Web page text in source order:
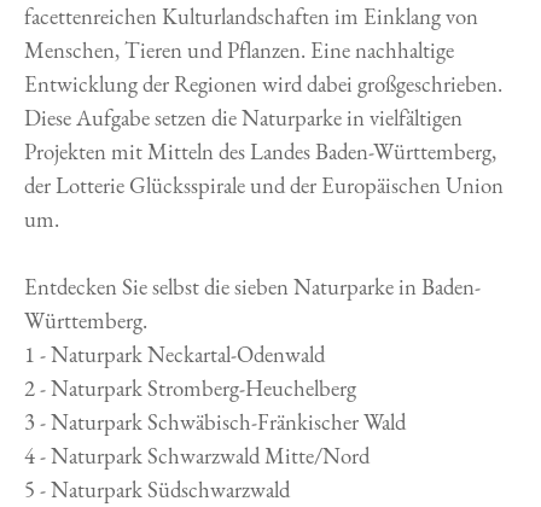
facettenreichen Kulturlandschaften im Einklang von
Menschen, Tieren und Pflanzen. Eine nachhaltige
Entwicklung der Regionen wird dabei großgeschrieben.
Diese Aufgabe setzen die Naturparke in vielfältigen
Projekten mit Mitteln des Landes Baden-Württemberg,
der Lotterie Glücksspirale und der Europäischen Union
um.
Entdecken Sie selbst die sieben Naturparke in Baden-
Württemberg.
1 - Naturpark Neckartal-Odenwald
2 - Naturpark Stromberg-Heuchelberg
3 - Naturpark Schwäbisch-Fränkischer Wald
4 - Naturpark Schwarzwald Mitte/Nord
5 - Naturpark Südschwarzwald